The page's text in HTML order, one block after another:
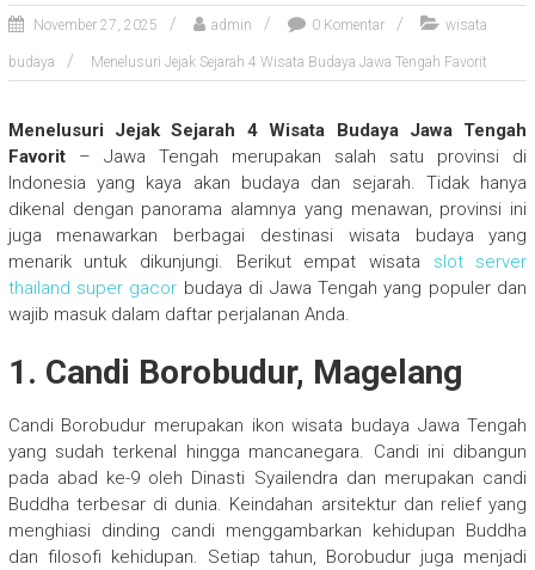
November 27, 2025 admin 0 Komentar wisata
budaya Menelusuri Jejak Sejarah 4 Wisata Budaya Jawa Tengah Favorit
Menelusuri Jejak Sejarah 4 Wisata Budaya Jawa Tengah
Favorit– Jawa Tengah merupakan salah satu provinsi di
Indonesia yang kaya akan budaya dan sejarah. Tidak hanya
dikenal dengan panorama alamnya yang menawan, provinsi ini
juga menawarkan berbagai destinasi wisata budaya yang
menarik untuk dikunjungi. Berikut empat wisata slot server
thailand super gacor budaya di Jawa Tengah yang populer dan
wajib masuk dalam daftar perjalanan Anda.
1. Candi Borobudur, Magelang
Candi Borobudur merupakan ikon wisata budaya Jawa Tengah
yang sudah terkenal hingga mancanegara. Candi ini dibangun
pada abad ke-9 oleh Dinasti Syailendra dan merupakan candi
Buddha terbesar di dunia. Keindahan arsitektur dan relief yang
menghiasi dinding candi menggambarkan kehidupan Buddha
dan filosofi kehidupan. Setiap tahun, Borobudur juga menjadi